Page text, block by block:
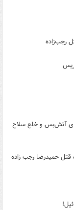
رجب‌زاده
آتش‌بس و خلع سلاح
قتل حمیدرضا رجب زاده